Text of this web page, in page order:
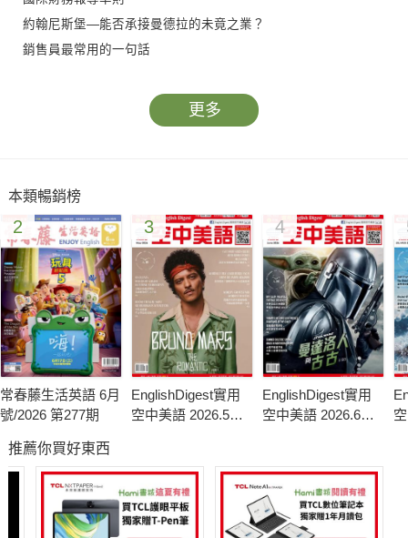
約翰尼斯堡—能否承接曼德拉的未竟之業？
銷售員最常用的一句話
重返午夜巴黎—文學與藝術的美好年代
商務寫作學院：求職推薦信加分寫作術
帶老外客戶遊台灣：台灣電影進行式
社交/生活：看電影學英語
多益測驗模擬試題
更多
本類暢銷榜
2
常春藤生活英語 6月
號/2026 第277期
3
EnglishDigest實用
空中美語 2026.5月
4
EnglishDigest實用
空中美語 2026.6月
推薦你買好東西